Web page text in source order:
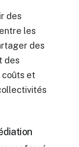
des
les
des
des
coûts et